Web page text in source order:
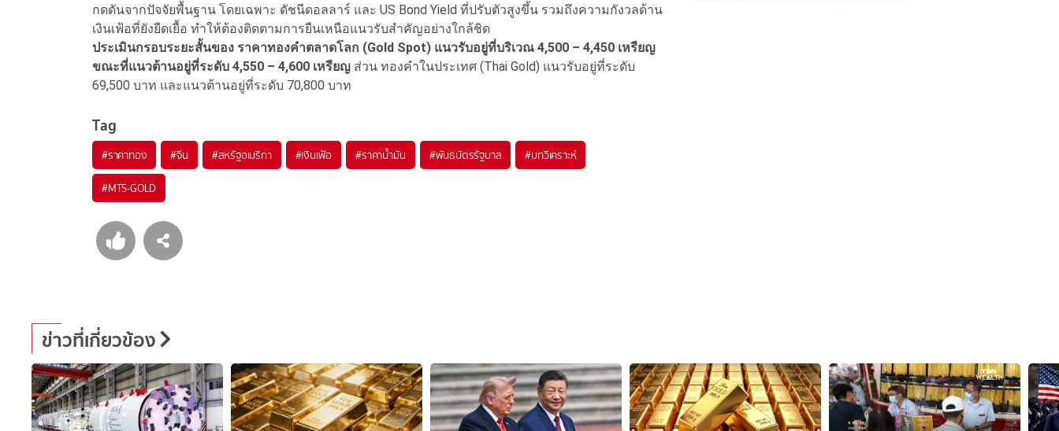
กดดันจากปัจจัยพื้นฐาน โดยเฉพาะ ดัชนีดอลลาร์ และ US Bond Yield ที่ปรับตัวสูงขึ้น รวมถึงความกังวลด้าน
เงินเฟ้อที่ยังยืดเยื้อ ทําให้ต้องติดตามการยืนเหนือแนวรับสําคัญอย่างใกล้ชิด
ประเมินกรอบระยะสั้นของ ราคาทองคําตลาดโลก (Gold Spot) แนวรับอยู่ที่บริเวณ 4,500 – 4,450 เหรียญ
ขณะที่แนวต้านอยู่ที่ระดับ 4,550 – 4,600 เหรียญ ส่วน ทองคําในประเทศ (Thai Gold) แนวรับอยู่ที่ระดับ
69,500 บาท และแนวต้านอยู่ที่ระดับ 70,800 บาท
Tag
#ราคาทอง #จีน #สหรัฐอเมริกา #เงินเฟ้อ #ราคาน้ำมัน #พันธบัตรรัฐบาล #บทวิเคราะห์
#MTS-GOLD
ข่าวที่เกี่ยวข้อง